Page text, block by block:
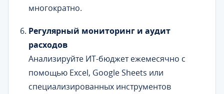
многократно.
Регулярный мониторинг и аудит
расходов
Анализируйте ИТ-бюджет ежемесячно с
помощью Excel, Google Sheets или
специализированных инструментов